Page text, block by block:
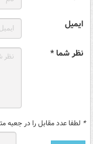
ایمیل
نظر شما *
* لطفا عدد مقابل را در جعبه